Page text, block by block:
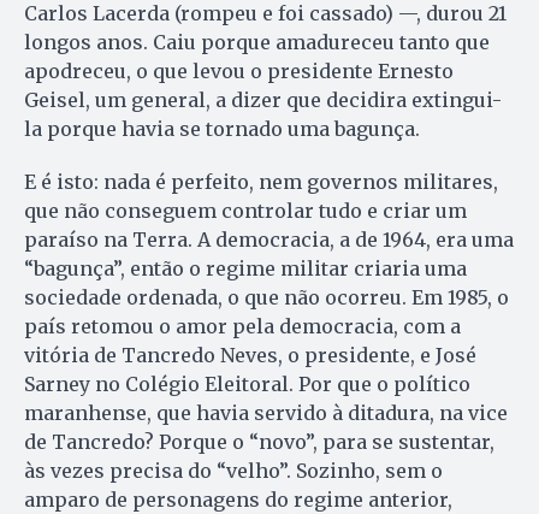
Carlos Lacerda (rompeu e foi cassado) —, durou 21
longos anos. Caiu porque amadureceu tanto que
apodreceu, o que levou o presidente Ernesto
Geisel, um general, a dizer que decidira extingui-
la porque havia se tornado uma bagunça.
E é isto: nada é perfeito, nem governos militares,
que não conseguem controlar tudo e criar um
paraíso na Terra. A democracia, a de 1964, era uma
“bagunça”, então o regime militar criaria uma
sociedade ordenada, o que não ocorreu. Em 1985, o
país retomou o amor pela democracia, com a
vitória de Tancredo Neves, o presidente, e José
Sarney no Colégio Eleitoral. Por que o político
maranhense, que havia servido à ditadura, na vice
de Tancredo? Porque o “novo”, para se sustentar,
às vezes precisa do “velho”. Sozinho, sem o
amparo de personagens do regime anterior,